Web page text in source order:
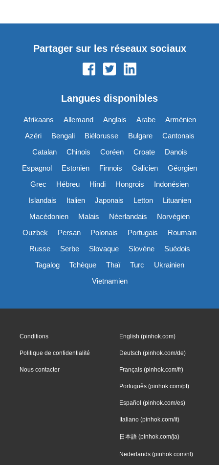
Partager sur les réseaux sociaux
Langues disponibles
Afrikaans Allemand Anglais Arabe
Arménien
Azéri
Bengali Biélorusse Bulgare
Cantonais
Catalan
Chinois Coréen Croate
Danois
Espagnol
Estonien Finnois Galicien
Géorgien
Grec
Hébreu Hindi Hongrois
Indonésien
Islandais
Italien Japonais Letton
Lituanien
Macédonien
Malais Néerlandais
Norvégien
Ouzbek
Persan Polonais Portugais
Roumain
Russe
Serbe Slovaque Slovène
Suédois
Tagalog
Tchèque Thaï Turc
Ukrainien
Vietnamien
Conditions
Politique de confidentialité
Nous contacter
English (pinhok.com)
Deutsch (pinhok.com/de)
Français (pinhok.com/fr)
Português (pinhok.com/pt)
Español (pinhok.com/es)
Italiano (pinhok.com/it)
日本語 (pinhok.com/ja)
Nederlands (pinhok.com/nl)